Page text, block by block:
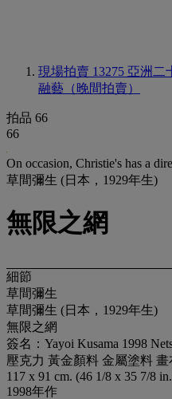
現場拍賣 13275 亞洲二
融藝（晚間拍賣）
拍品 66
66
On occasion, Christie's has a
草間彌生 (日本，1929年生)
無限之網
細節
草間彌生
草間彌生 (日本，1929年生)
無限之網
簽名：Yayoi Kusama 1998
壓克力 黃金顏料 金屬塗料 畫
117 x 91 cm. (46 1/8 x 35 7/8
1998年作